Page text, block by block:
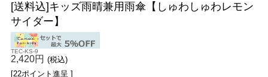
[送料込]キッズ雨晴兼用雨傘【しゅわしゅわレモン
サイダー】
TEC-KS-9
2,420円 (税込)
[22ポイント進呈 ]